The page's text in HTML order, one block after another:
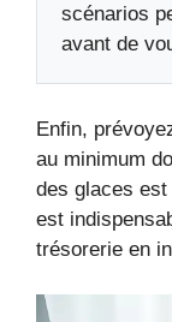
scénarios
avant de
Enfin,
au minimum
des glaces
est
trésorerie en